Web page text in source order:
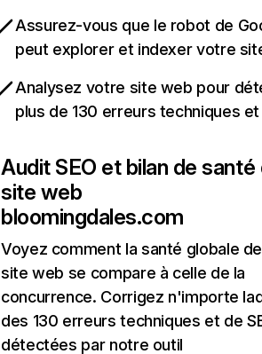
Assurez-vous que le robot de
peut explorer et indexer votre
Analysez votre site web pour
plus de 130 erreurs techniques et
Audit SEO et bilan de santé
site web
bloomingdales.com
Voyez comment la santé globale
site web se compare à celle de la
concurrence. Corrigez n'importe
des 130 erreurs techniques et de
détectées par notre outil